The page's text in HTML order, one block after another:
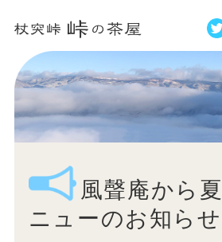
風聲庵から
ニューのお知らせ